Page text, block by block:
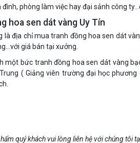
phòng làm việc hay đại sảnh công
hoa sen dát vàng Uy Tín
là địa chỉ mua tranh đồng hoa sen dát
giá bán tại xưởng.
một bức tranh đồng hoa sen dát vàng
( Giảng viên trường đại học
quý khách vui lòng liên hệ với chúng tôi